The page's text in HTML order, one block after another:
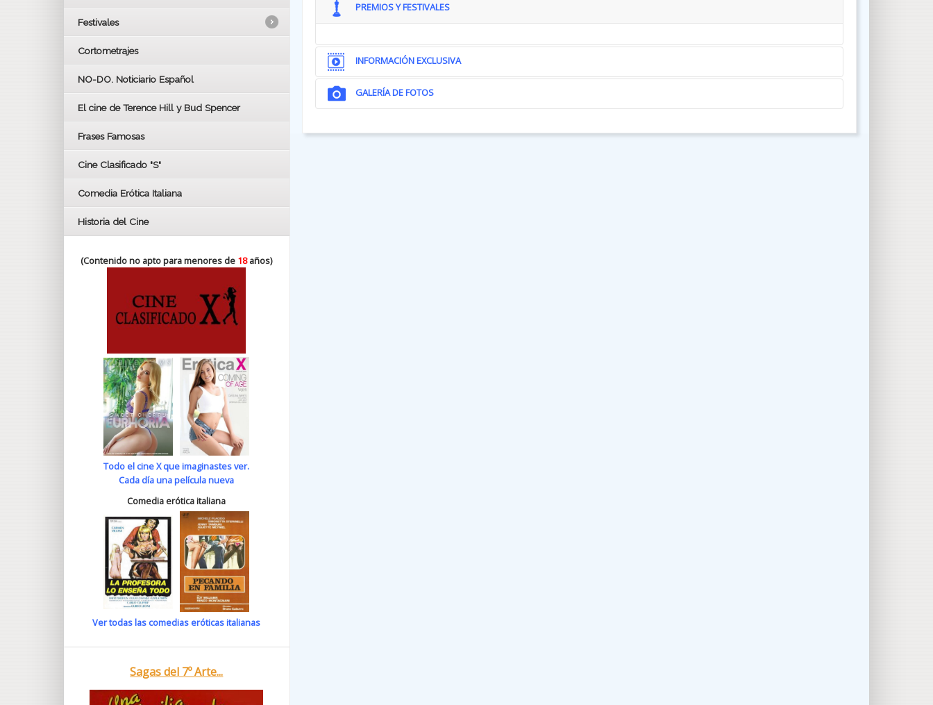
PREMIOS Y FESTIVALES
INFORMACIÓN EXCLUSIVA
GALERÍA DE FOTOS
Festivales
LOS OSCARS
BAFTA
Cortometrajes
NO-DO. Noticiario Español
El cine de Terence Hill y Bud Spencer
Frases Famosas
Cine Clasificado "S"
Comedia Erótica Italiana
Historia del Cine
(Contenido no apto para menores de 18años)
Todo el cine X que imaginastes ver.
Cada día una película nueva
Comedia erótica italiana
Ver todas las comedias eróticas italianas
Sagas del 7º Arte...